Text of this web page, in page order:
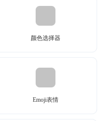
颜色选择器
Emoji表情